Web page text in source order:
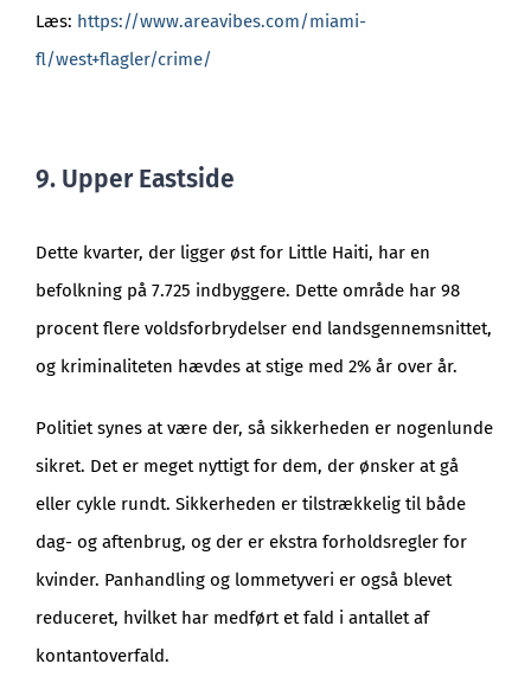
Læs: https://www.areavibes.com/miami-
fl/west+flagler/crime/
9. Upper Eastside
Dette kvarter, der ligger øst for Little Haiti, har en
befolkning på 7.725 indbyggere. Dette område har 98
procent flere voldsforbrydelser end landsgennemsnittet,
og kriminaliteten hævdes at stige med 2% år over år.
Politiet synes at være der, så sikkerheden er nogenlunde
sikret. Det er meget nyttigt for dem, der ønsker at gå
eller cykle rundt. Sikkerheden er tilstrækkelig til både
dag- og aftenbrug, og der er ekstra forholdsregler for
kvinder. Panhandling og lommetyveri er også blevet
reduceret, hvilket har medført et fald i antallet af
kontantoverfald.